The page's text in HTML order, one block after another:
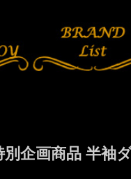
企画商品 半袖